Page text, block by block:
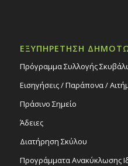
ΕΞΥΠΗΡΕΤΗΣΗ
Πρόγραμμα Συλλογής
Εισηγήσεις / Παράπονα /
Πράσινο Σημείο
Άδειες
Διατήρηση Σκύλου
Προγράμματα Ανακύκλωσης